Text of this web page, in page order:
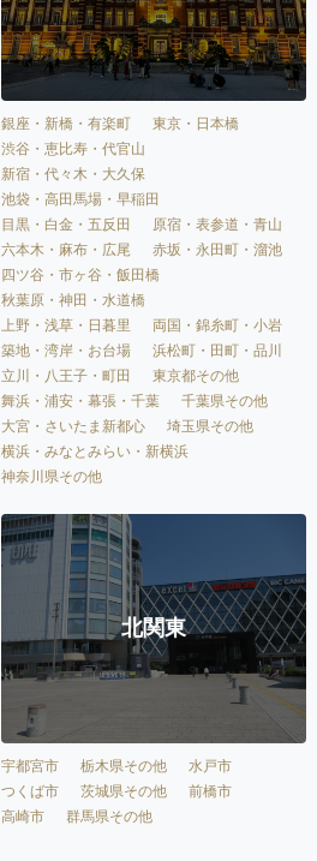
銀座・新橋・有楽町
東京・日本橋
渋谷・恵比寿・代官山
新宿・代々木・大久保
池袋・高田馬場・早稲田
目黒・白金・五反田
原宿・表参道・青山
六本木・麻布・広尾
赤坂・永田町・溜池
四ツ谷・市ヶ谷・飯田橋
秋葉原・神田・水道橋
上野・浅草・日暮里
両国・錦糸町・小岩
築地・湾岸・お台場
浜松町・田町・品川
立川・八王子・町田
東京都その他
舞浜・浦安・幕張・千葉
千葉県その他
大宮・さいたま新都心
埼玉県その他
横浜・みなとみらい・新横浜
神奈川県その他
北関東
宇都宮市 栃木県その他
水戸市
つくば市
茨城県その他
前橋市
高崎市
群馬県その他